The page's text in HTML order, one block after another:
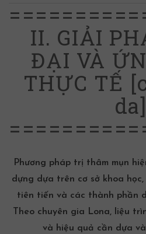
II. GIẢI
ĐẠI VÀ
THỰC TẾ
da]
Phương pháp trị thâm mụn
dựng dựa trên cơ sở khoa
tiên tiến và các thành phần
Theo chuyên gia Lona, liệu
và hiệu quả cần dựa